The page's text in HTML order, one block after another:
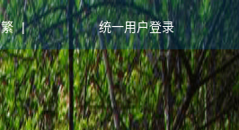
繁 | 统一用户登录